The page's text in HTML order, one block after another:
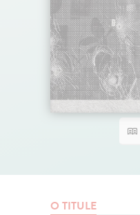
O TITULE